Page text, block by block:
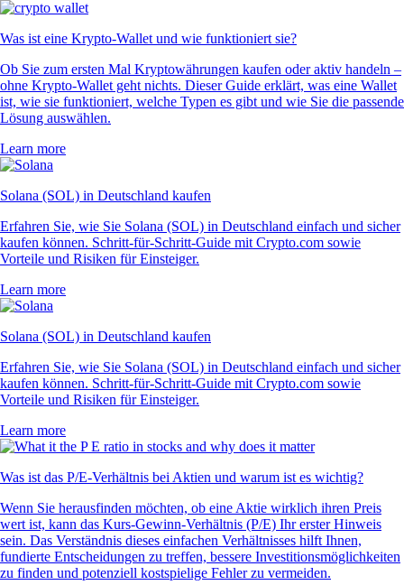
Was ist eine Krypto-Wallet und wie funktioniert sie?
Ob Sie zum ersten Mal Kryptowährungen kaufen oder aktiv handeln –
ohne Krypto-Wallet geht nichts. Dieser Guide erklärt, was eine Wallet
ist, wie sie funktioniert, welche Typen es gibt und wie Sie die passende
Lösung auswählen.
Learn more
Solana (SOL) in Deutschland kaufen
Erfahren Sie, wie Sie Solana (SOL) in Deutschland einfach und sicher
kaufen können. Schritt-für-Schritt-Guide mit Crypto.com sowie
Vorteile und Risiken für Einsteiger.
Learn more
Solana (SOL) in Deutschland kaufen
Erfahren Sie, wie Sie Solana (SOL) in Deutschland einfach und sicher
kaufen können. Schritt-für-Schritt-Guide mit Crypto.com sowie
Vorteile und Risiken für Einsteiger.
Learn more
Was ist das P/E-Verhältnis bei Aktien und warum ist es wichtig?
Wenn Sie herausfinden möchten, ob eine Aktie wirklich ihren Preis
wert ist, kann das Kurs-Gewinn-Verhältnis (P/E) Ihr erster Hinweis
sein. Das Verständnis dieses einfachen Verhältnisses hilft Ihnen,
fundierte Entscheidungen zu treffen, bessere Investitionsmöglichkeiten
zu finden und potenziell kostspielige Fehler zu vermeiden.